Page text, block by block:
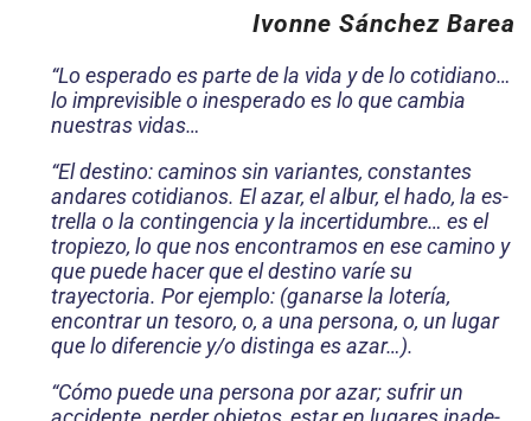
Ivonne Sánchez Barea
“Lo esperado es parte de la vida y de lo cotidiano…
lo imprevisible o inesperado es lo que cambia
nuestras vidas…
“El destino: caminos sin variantes, constantes
andares cotidianos. El azar, el albur, el hado, la es­
trella o la contingencia y la incertidumbre… es el
tropiezo, lo que nos encontramos en ese camino y
que puede hacer que el destino varíe su
trayectoria. Por ejemplo: (ganarse la lotería,
encontrar un tesoro, o, a una persona, o, un lugar
que lo diferencie y/o distinga es azar…).
“Cómo puede una persona por azar; sufrir un